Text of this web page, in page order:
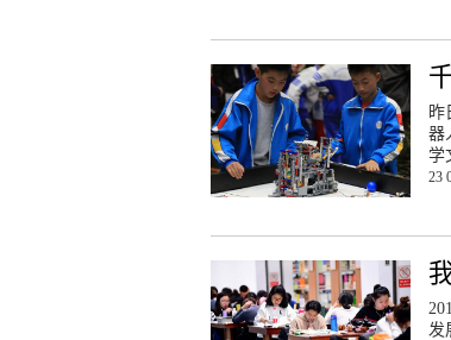
昨
器
学
23
发